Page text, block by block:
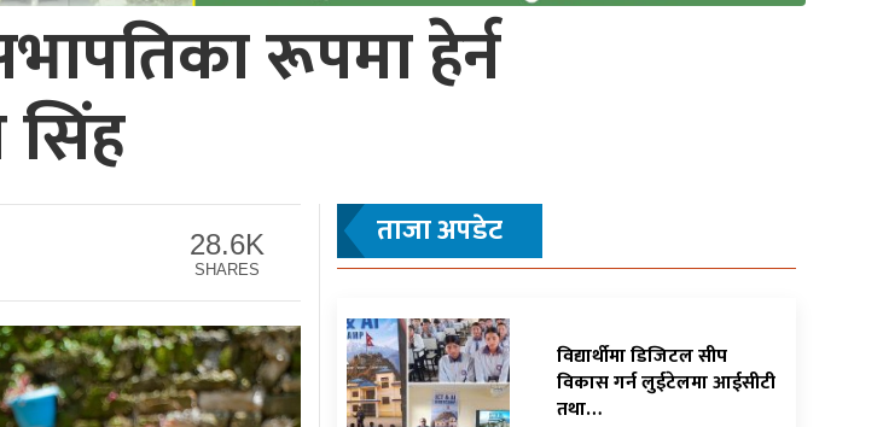
रूपमा हेर्न
28.6K
SHARES
ताजा अपडेट
विद्यार्थीमा डिजिटल सीप
विकास गर्न लुईटेलमा आईसीटी
तथा…